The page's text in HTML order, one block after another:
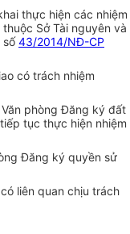
thực hiện các nhiệm
Sở Tài nguyên và
số43/2014/NĐ-CP
có trách nhiệm
phòng Đăng ký đất
tục thực hiện nhiệm
Đăng ký quyền sử
liên quan chịu trách